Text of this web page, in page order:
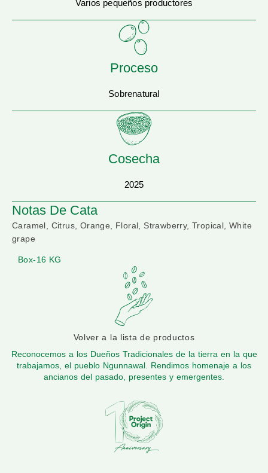
Varios pequeños productores
Proceso
Sobrenatural
Cosecha
2025
Notas De Cata
Caramel, Citrus, Orange, Floral, Strawberry, Tropical, White
grape
Box-16 KG
Volver a la lista de productos
Reconocemos a los Dueños Tradicionales de la tierra en la que
trabajamos, el pueblo Ngunnawal. Rendimos homenaje a los
ancianos del pasado, presentes y emergentes.